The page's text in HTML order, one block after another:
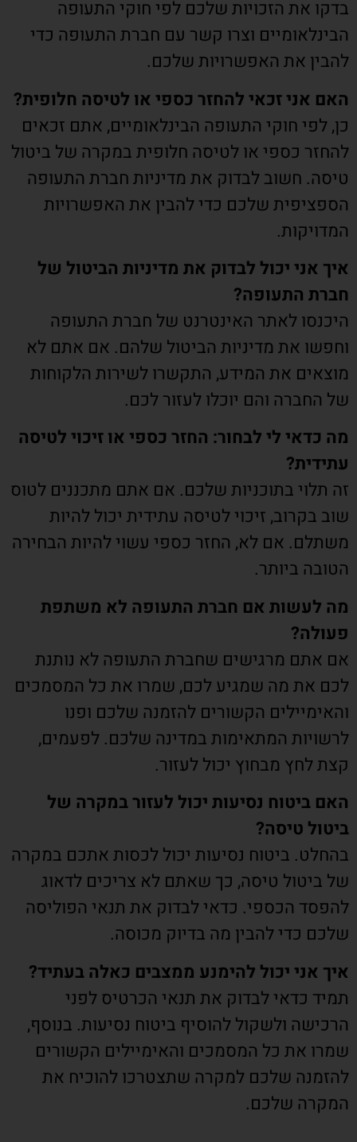
בדקו את הזכויות שלכם לפי חוקי התעופה
הבינלאומיים וצרו קשר עם חברת התעופה כדי
להבין את האפשרויות שלכם.
האם אני זכאי להחזר כספי או לטיסה חלופית?
כן, לפי חוקי התעופה הבינלאומיים, אתם זכאים
להחזר כספי או לטיסה חלופית במקרה של ביטול
טיסה. חשוב לבדוק את מדיניות חברת התעופה
הספציפית שלכם כדי להבין את האפשרויות
המדויקות.
איך אני יכול לבדוק את מדיניות הביטול של
חברת התעופה?
היכנסו לאתר האינטרנט של חברת התעופה
וחפשו את מדיניות הביטול שלהם. אם אתם לא
מוצאים את המידע, התקשרו לשירות הלקוחות
של החברה והם יוכלו לעזור לכם.
מה כדאי לי לבחור: החזר כספי או זיכוי לטיסה
עתידית?
זה תלוי בתוכניות שלכם. אם אתם מתכננים לטוס
שוב בקרוב, זיכוי לטיסה עתידית יכול להיות
משתלם. אם לא, החזר כספי עשוי להיות הבחירה
הטובה ביותר.
מה לעשות אם חברת התעופה לא משתפת
פעולה?
אם אתם מרגישים שחברת התעופה לא נותנת
לכם את מה שמגיע לכם, שמרו את כל המסמכים
והאימיילים הקשורים להזמנה שלכם ופנו
לרשויות המתאימות במדינה שלכם. לפעמים,
קצת לחץ מבחוץ יכול לעזור.
האם ביטוח נסיעות יכול לעזור במקרה של
ביטול טיסה?
בהחלט. ביטוח נסיעות יכול לכסות אתכם במקרה
של ביטול טיסה, כך שאתם לא צריכים לדאוג
להפסד הכספי. כדאי לבדוק את תנאי הפוליסה
שלכם כדי להבין מה בדיוק מכוסה.
איך אני יכול להימנע ממצבים כאלה בעתיד?
תמיד כדאי לבדוק את תנאי הכרטיס לפני
הרכישה ולשקול להוסיף ביטוח נסיעות. בנוסף,
שמרו את כל המסמכים והאימיילים הקשורים
להזמנה שלכם למקרה שתצטרכו להוכיח את
המקרה שלכם.